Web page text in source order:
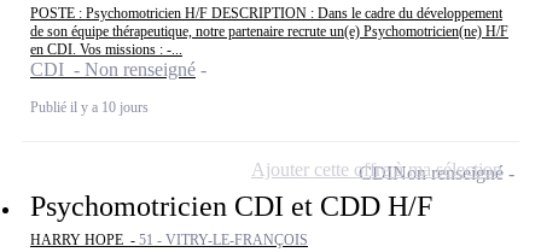
POSTE : Psychomotricien H/F DESCRIPTION : Dans le cadre du développement
de son équipe thérapeutique, notre partenaire recrute un(e) Psychomotricien(ne) H/F
en CDI. Vos missions : -...
CDI - Non renseigné
Publié il y a 10 jours
Psychomotricien CDI et CDD H/F
HARRY HOPE - 51 - VITRY-LE-FRANÇOIS
CDINon renseigné
Ajouter cette offre à ma sélection